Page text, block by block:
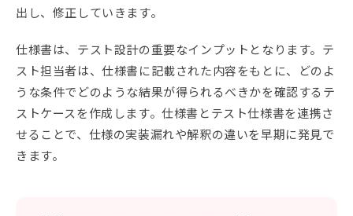
出し、修正していきます。
仕様書は、テスト設計の重要なインプットとなります。テ
スト担当者は、仕様書に記載された内容をもとに、どのよ
うな条件でどのような結果が得られるべきかを確認するテ
ストケースを作成します。仕様書とテスト仕様書を連携さ
せることで、仕様の実装漏れや解釈の違いを早期に発見で
きます。